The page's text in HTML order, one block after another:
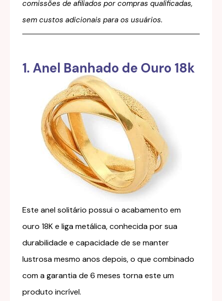
comissões de afiliados por compras qualificadas,
sem custos adicionais para os usuários.
1. Anel Banhado de Ouro 18k
Este anel solitário possui o acabamento em
ouro 18K e liga metálica, conhecida por sua
durabilidade e capacidade de se manter
lustrosa mesmo anos depois, o que combinado
com a garantia de 6 meses torna este um
produto incrível.